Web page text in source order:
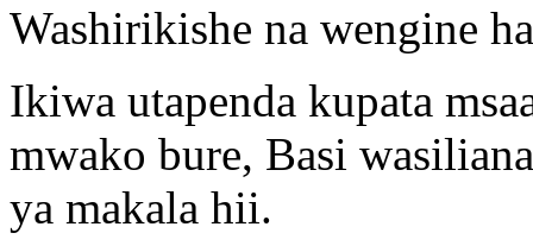
Washirikishe na wengine
Ikiwa utapenda kupata
mwako bure, Basi
ya makala hii.